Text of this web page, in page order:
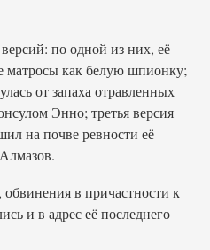
по одной из них, её
матросы как белую шпионку;
от запаха отравленных
Энно; третья версия
на почве ревности её
в причастности к
и в адрес её последнего